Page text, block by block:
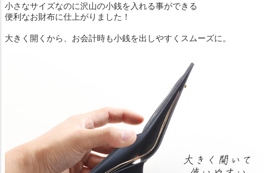
小さなサイズなのに沢山の小銭を入れる事ができる
便利なお財布に仕上がりました！
大きく開くから、お会計時も小銭を出しやすくスムーズに。